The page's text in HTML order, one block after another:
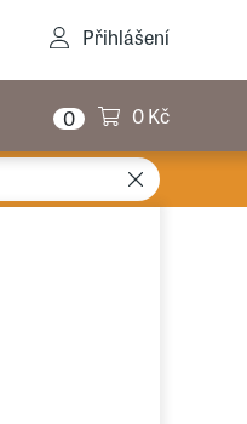
Přihlášení
0 0 Kč